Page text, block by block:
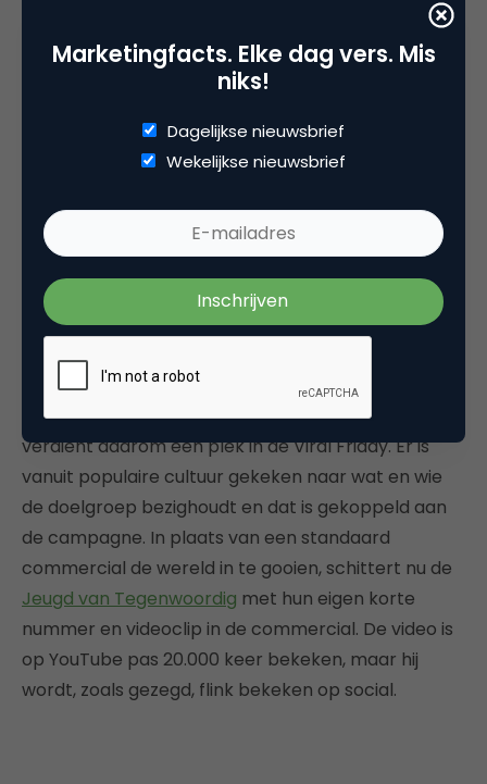
Tele2 Nederland
Deze commercial van
is al op de buis te zien,
maar gaat ook als een trein op sociale media en
verdient daarom een plek in de Viral Friday. Er is
vanuit populaire cultuur gekeken naar wat en wie
de doelgroep bezighoudt en dat is gekoppeld aan
de campagne. In plaats van een standaard
commercial de wereld in te gooien, schittert nu de
Jeugd van Tegenwoordig met hun eigen korte
nummer en videoclip in de commercial. De video is
op YouTube pas 20.000 keer bekeken, maar hij
wordt, zoals gezegd, flink bekeken op social.
Marketingfacts. Elke dag vers. Mis
niks!
Dagelijkse nieuwsbrief
Wekelijkse nieuwsbrief